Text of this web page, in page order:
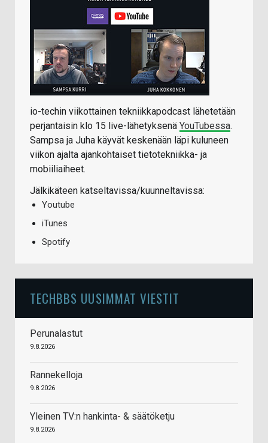
io-techin viikottainen tekniikkapodcast lähetetään
perjantaisin klo 15 live-lähetyksenä YouTubessa.
Sampsa ja Juha käyvät keskenään läpi kuluneen
viikon ajalta ajankohtaiset tietotekniikka- ja
mobiiliaiheet.
Jälkikäteen katseltavissa/kuunneltavissa:
Youtube
iTunes
Spotify
TECHBBS UUSIMMAT VIESTIT
Perunalastut
9.8.2026
Rannekelloja
9.8.2026
Yleinen TV:n hankinta- & säätöketju
9.8.2026